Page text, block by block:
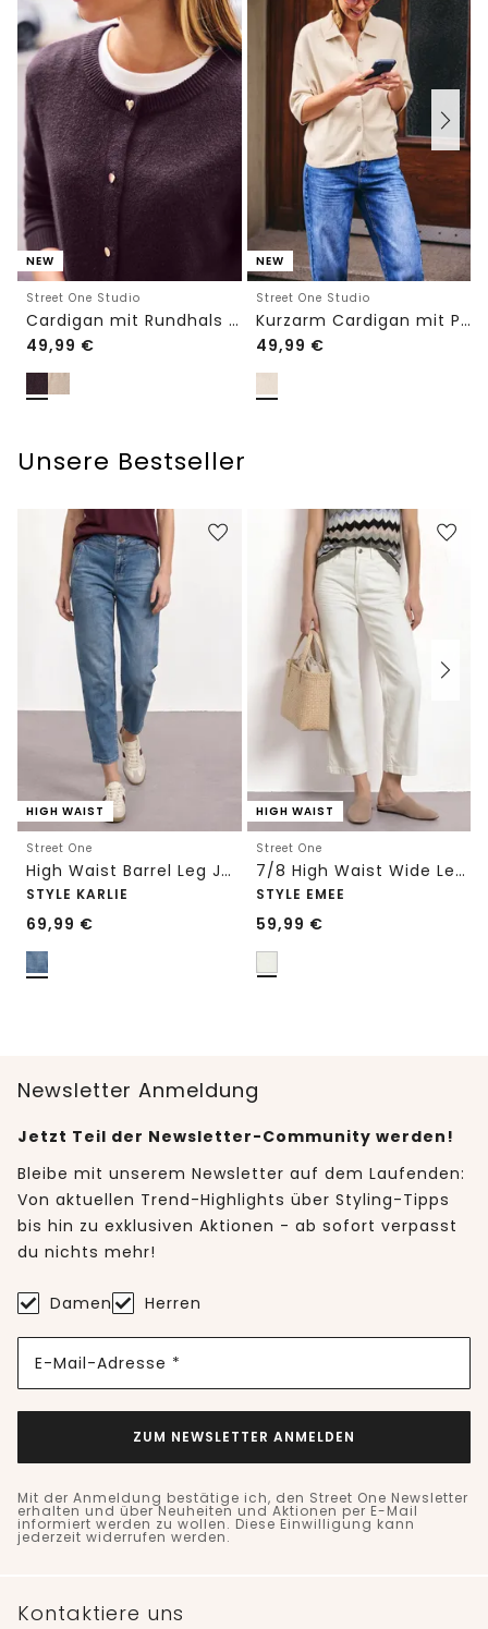
NEW
Street One Studio
Cardigan mit Rundhals und Knöpfen
49,99 €
NEW
Street One Studio
Kurzarm Cardigan mit Polokragen
49,99 €
Unsere Bestseller
HIGH WAIST
Street One
High Waist Barrel Leg Jeans im Loose Fit
STYLE KARLIE
69,99 €
HIGH WAIST
Street One
7/8 High Waist Wide Leg Jeans im Loose Fit
STYLE EMEE
59,99 €
Newsletter Anmeldung
Jetzt Teil der Newsletter-Community werden!
Bleibe mit unserem Newsletter auf dem Laufenden:
Von aktuellen Trend-Highlights über Styling-Tipps
bis hin zu exklusiven Aktionen - ab sofort verpasst
du nichts mehr!
Damen Herren
E-Mail-Adresse *
ZUM NEWSLETTER ANMELDEN
Mit der Anmeldung bestätige ich, den Street One Newsletter
erhalten und über Neuheiten und Aktionen per E-Mail
informiert werden zu wollen. Diese Einwilligung kann
jederzeit widerrufen werden.
Kontaktiere uns